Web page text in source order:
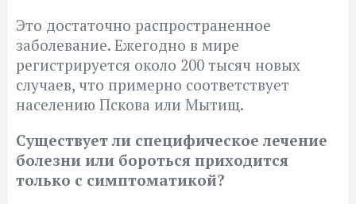
Это достаточно распространенное
заболевание. Ежегодно в мире
регистрируется около 200 тысяч новых
случаев, что примерно соответствует
населению Пскова или Мытищ.
Существует ли специфическое лечение
болезни или бороться приходится
только с симптоматикой?